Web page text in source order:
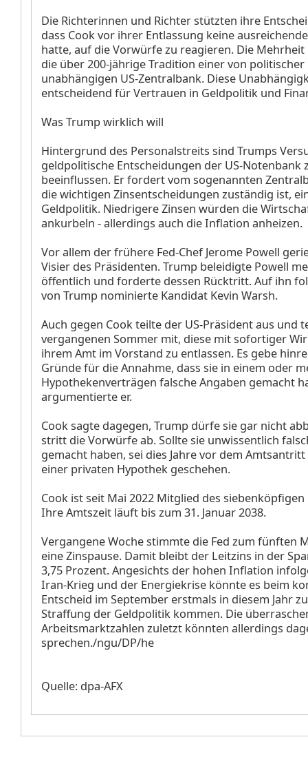
Die Richterinnen und Richter stützten ihre
dass Cook vor ihrer Entlassung keine
hatte, auf die Vorwürfe zu reagieren. Die
die über 200-jährige Tradition einer von
unabhängigen US-Zentralbank. Diese
entscheidend für Vertrauen in Geldpolitik und
Was Trump wirklich will
Hintergrund des Personalstreits sind Trumps
geldpolitische Entscheidungen der US-Notenbank
beeinflussen. Er fordert vom sogenannten
die wichtigen Zinsentscheidungen zuständig ist,
Geldpolitik. Niedrigere Zinsen würden die
ankurbeln - allerdings auch die Inflation anheizen.
Vor allem der frühere Fed-Chef Jerome Powell
Visier des Präsidenten. Trump beleidigte Powell
öffentlich und forderte dessen Rücktritt. Auf ihn
von Trump nominierte Kandidat Kevin Warsh.
Auch gegen Cook teilte der US-Präsident aus und
vergangenen Sommer mit, diese mit sofortiger
ihrem Amt im Vorstand zu entlassen. Es gebe
Gründe für die Annahme, dass sie in einem oder
Hypothekenverträgen falsche Angaben gemacht
argumentierte er.
Cook sagte dagegen, Trump dürfe sie gar nicht
stritt die Vorwürfe ab. Sollte sie unwissentlich
gemacht haben, sei dies Jahre vor dem
einer privaten Hypothek geschehen.
Cook ist seit Mai 2022 Mitglied des siebenköpfigen
Ihre Amtszeit läuft bis zum 31. Januar 2038.
Vergangene Woche stimmte die Fed zum fünften
eine Zinspause. Damit bleibt der Leitzins in der
3,75 Prozent. Angesichts der hohen Inflation
Iran-Krieg und der Energiekrise könnte es beim
Entscheid im September erstmals in diesem Jahr
Straffung der Geldpolitik kommen. Die
Arbeitsmarktzahlen zuletzt könnten allerdings
sprechen./ngu/DP/he
Quelle: dpa-AFX